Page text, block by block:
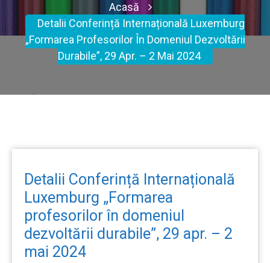
Acasă
Detalii Conferință Internațională Luxemburg
„Formarea Profesorilor În Domeniul Dezvoltării
Durabile”, 29 Apr. – 2 Mai 2024
Detalii Conferință Internațională
Luxemburg „Formarea
profesorilor în domeniul
dezvoltării durabile”, 29 apr. – 2
mai 2024